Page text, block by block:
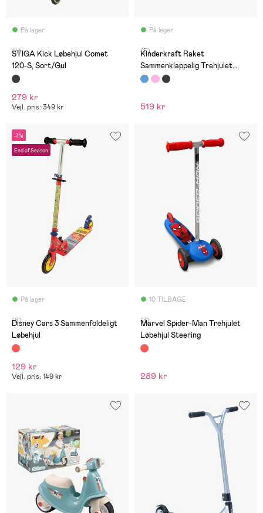
På lager
(4)
STIGA Kick Løbehjul Comet
120-S, Sort/Gul
279 kr
Vejl. pris: 349 kr
På lager
(5)
Kinderkraft Raket
Sammenklappelig Trehjulet
Løbehjul, Blå
519 kr
-7%
End of Season
På lager
(5)
Disney Cars 3 Sammenfoldeligt
Løbehjul
129 kr
Vejl. pris: 149 kr
10 TILBAGE
(3)
Marvel Spider-Man Trehjulet
Løbehjul Steering
289 kr